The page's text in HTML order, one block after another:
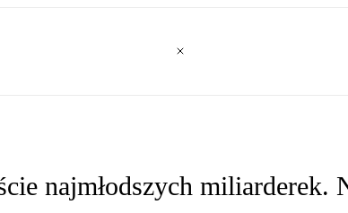
najmłodszych miliarderek.